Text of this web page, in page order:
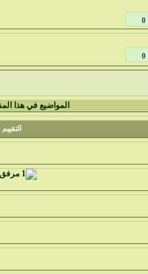
المواضيع في هذا
التقييم